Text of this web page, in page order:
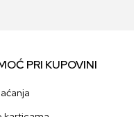
PRI KUPOVINI